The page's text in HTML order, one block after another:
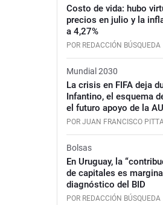
Costo de vida: hubo
precios en julio y la
a 4,27%
POR REDACCIÓN BÚSQUEDA
Mundial 2030
La crisis en FIFA deja
Infantino, el esquema
el futuro apoyo de la
POR JUAN FRANCISCO
Bolsas
En Uruguay, la
de capitales es
diagnóstico del BID
POR REDACCIÓN BÚSQUEDA